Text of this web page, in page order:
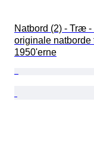
Natbord (2) - Træ -
originale natborde
1950'erne